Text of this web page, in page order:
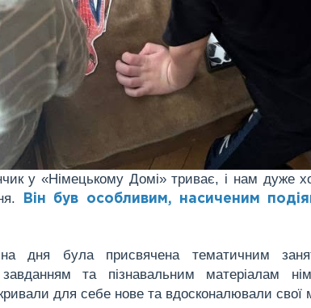
у «Німецькому Домі» триває, і нам дуже
Він був особливим, насиченим
дня була присвячена тематичним
завданням та пізнавальним матеріалам
для себе нове та вдосконалювали свої